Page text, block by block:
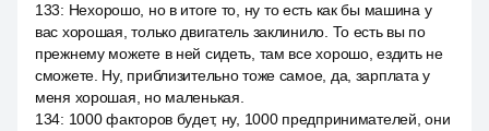
133: Нехорошо, но в итоге то, ну то есть как бы машина у
вас хорошая, только двигатель заклинило. То есть вы по
прежнему можете в ней сидеть, там все хорошо, ездить не
сможете. Ну, приблизительно тоже самое, да, зарплата у
меня хорошая, но маленькая.
134: 1000 факторов будет, ну, 1000 предпринимателей, они